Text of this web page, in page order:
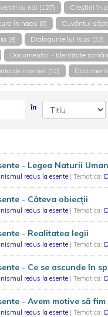
cu noi (127) Creștini în
în haos (8) Cuvântul
(9) Dialogurile lui Isus (33)
Documentar - Identitate
de internet (10)
în
- Legea Naturii
redus la esente | Tematica:
- Câteva obiecţii
redus la esente | Tematica:
- Realitatea legii
redus la esente | Tematica:
- Ce se ascunde în
redus la esente | Tematica:
- Avem motive să
redus la esente | Tematica: